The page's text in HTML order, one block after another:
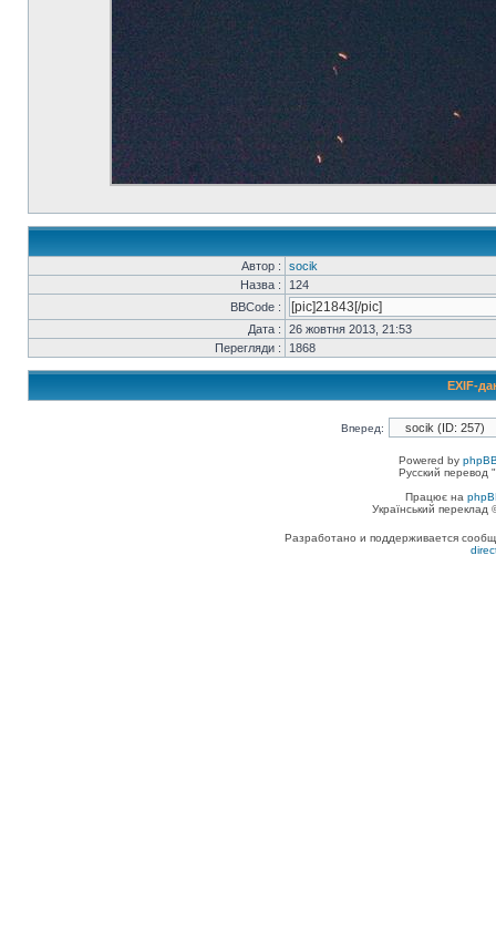
Автор :
socik
Назва :
124
BBCode :
Дата :
26 жовтня 2013, 21:53
Перегляди :
1868
EXIF-
Вперед:
Powered by
Русский перевод
Працює на
Український
Разработано и поддерживается